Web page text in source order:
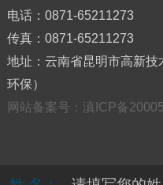
电话：0871-65211273
传真：0871-65211273
地址：云南省昆明市高新
环保）
网站备案号：滇ICP备